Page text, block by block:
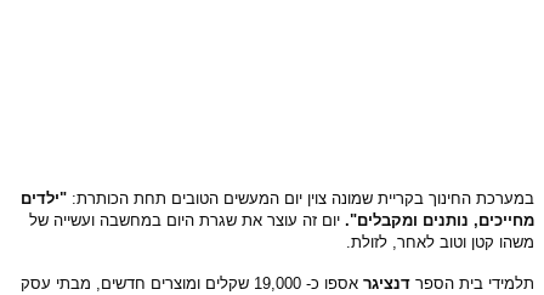
במערכת החינוך בקריית שמונה צוין יום המעשים הטובים תחת הכותרת: "ילדים
מחייכים, נותנים ומקבלים". יום זה עוצר את שגרת היום במחשבה ועשייה של
משהו קטן וטוב לאחר, לזולת.
תלמידי בית הספר דנציגר
אספו כ- 19,000 שקלים ומוצרים חדשים, מבתי עסק